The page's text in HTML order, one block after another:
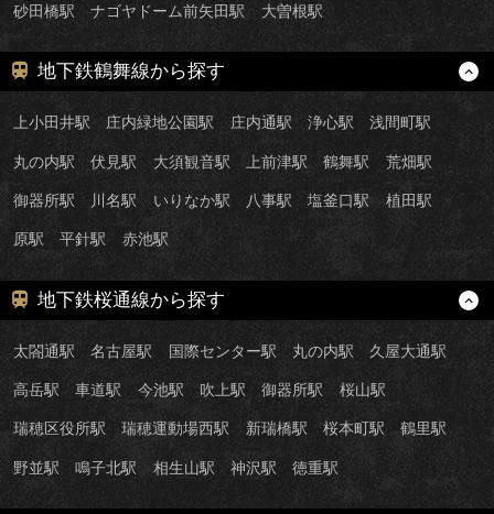
砂田橋駅 ナゴヤドーム前矢田駅 大曽根駅
地下鉄鶴舞線から探す
上小田井駅 庄内緑地公園駅 庄内通駅 浄心駅 浅間町駅
丸の内駅 伏見駅 大須観音駅 上前津駅 鶴舞駅 荒畑駅
御器所駅 川名駅 いりなか駅 八事駅 塩釜口駅 植田駅
原駅 平針駅 赤池駅
地下鉄桜通線から探す
太閤通駅 名古屋駅 国際センター駅 丸の内駅 久屋大通駅
高岳駅 車道駅 今池駅 吹上駅 御器所駅 桜山駅
瑞穂区役所駅 瑞穂運動場西駅 新瑞橋駅 桜本町駅 鶴里駅
野並駅 鳴子北駅 相生山駅 神沢駅 徳重駅